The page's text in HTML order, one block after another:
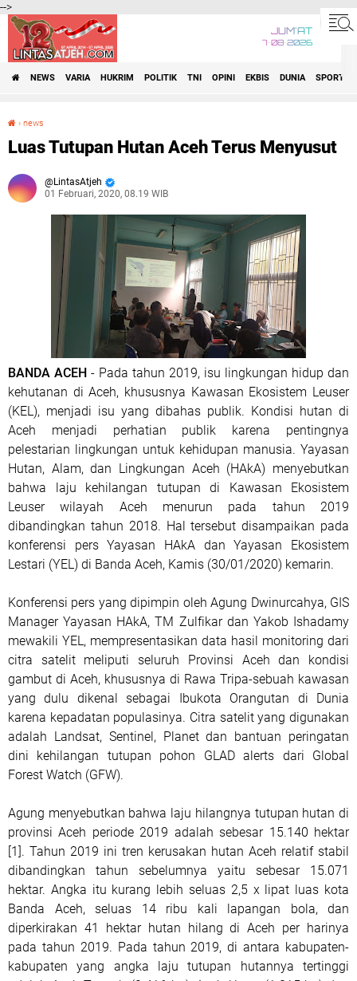
-->
JUM'AT
7•08•2026
NEWS VARIA HUKRIM POLITIK TNI OPINI EKBIS DUNIA SPORT
› news
Luas Tutupan Hutan Aceh Terus Menyusut
LintasAtjeh
01 Februari, 2020, 08.19 WIB
BANDA ACEH - Pada tahun 2019, isu lingkungan hidup dan
kehutanan di Aceh, khususnya Kawasan Ekosistem Leuser
(KEL), menjadi isu yang dibahas publik. Kondisi hutan di
Aceh menjadi perhatian publik karena pentingnya
pelestarian lingkungan untuk kehidupan manusia. Yayasan
Hutan, Alam, dan Lingkungan Aceh (HAkA) menyebutkan
bahwa laju kehilangan tutupan di Kawasan Ekosistem
Leuser wilayah Aceh menurun pada tahun 2019
dibandingkan tahun 2018. Hal tersebut disampaikan pada
konferensi pers Yayasan HAkA dan Yayasan Ekosistem
Lestari (YEL) di Banda Aceh, Kamis (30/01/2020) kemarin.
Konferensi pers yang dipimpin oleh Agung Dwinurcahya, GIS
Manager Yayasan HAkA, TM Zulfikar dan Yakob Ishadamy
mewakili YEL, mempresentasikan data hasil monitoring dari
citra satelit meliputi seluruh Provinsi Aceh dan kondisi
gambut di Aceh, khususnya di Rawa Tripa-sebuah kawasan
yang dulu dikenal sebagai Ibukota Orangutan di Dunia
karena kepadatan populasinya. Citra satelit yang digunakan
adalah Landsat, Sentinel, Planet dan bantuan peringatan
dini kehilangan tutupan pohon GLAD alerts dari Global
Forest Watch (GFW).
Agung menyebutkan bahwa laju hilangnya tutupan hutan di
provinsi Aceh periode 2019 adalah sebesar 15.140 hektar
[1]. Tahun 2019 ini tren kerusakan hutan Aceh relatif stabil
dibandingkan tahun sebelumnya yaitu sebesar 15.071
hektar. Angka itu kurang lebih seluas 2,5 x lipat luas kota
Banda Aceh, seluas 14 ribu kali lapangan bola, dan
diperkirakan 41 hektar hutan hilang di Aceh per harinya
pada tahun 2019. Pada tahun 2019, di antara kabupaten-
kabupaten yang angka laju tutupan hutannya tertinggi